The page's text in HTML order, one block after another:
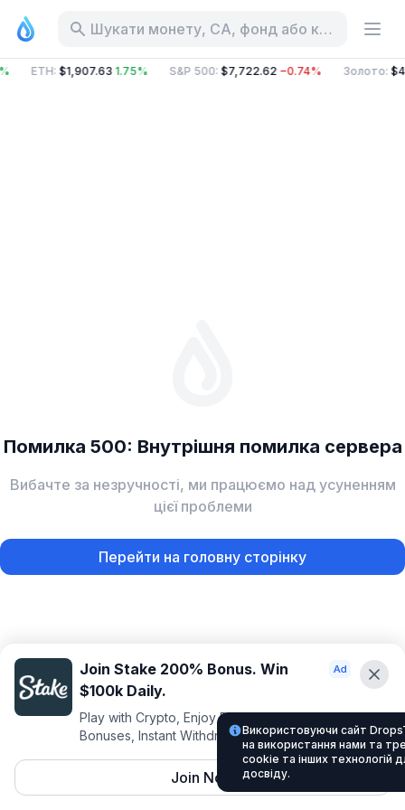
Шукати монету, CA, фонд або категорію
ETH: $1,907.63 1.75% S&P 500: $7,722.62 −0.74% Золото:
Помилка 500: Внутрішня помилка сервера
Вибачте за незручності, ми працюємо над усуненням
цієї проблеми
Перейти на головну сторінку
Join Stake 200% Bonus. Win
$100k Daily.
Play with Crypto, Enjoy Best VIP Club, Daily
Bonuses, Instant Withdrawals.
Join Now
Використовуючи сайт
на використання нами та
cookie та інших технологій
досвіду.